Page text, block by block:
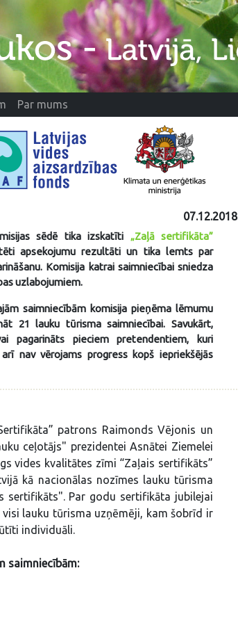
Par mums
07.12.2018
sēdē tika izskatīti „Zaļā sertifikāta”
apsekojumu rezultāti un tika lemts par
Komisija katrai saimniecībai sniedza
uzlabojumiem.
saimniecībām komisija pieņēma lēmumu
21 lauku tūrisma saimniecībai. Savukārt,
pagarināts pieciem pretendentiem, kuri
nav vērojams progress kopš iepriekšējās
patrons Raimonds Vējonis un
ceļotājs" prezidentei Asnātei Ziemelei
vides kvalitātes zīmi “Zaļais sertifikāts”
kā nacionālas nozīmes lauku tūrisma
sertifikāts". Par godu sertifikāta jubilejai
lauku tūrisma uzņēmēji, kam šobrīd ir
individuāli.
saimniecībām: